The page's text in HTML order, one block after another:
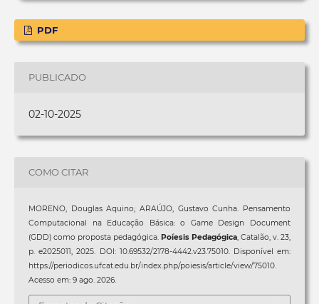
PDF
PUBLICADO
02-10-2025
COMO CITAR
MORENO, Douglas Aquino; ARAÚJO, Gustavo Cunha. Pensamento
Computacional na Educação Básica: o Game Design Document
(GDD) como proposta pedagógica. Poíesis Pedagógica, Catalão, v. 23,
p. e2025011, 2025. DOI: 10.69532/2178-4442.v23.75010. Disponível em:
https://periodicos.ufcat.edu.br/index.php/poiesis/article/view/75010.
Acesso em: 9 ago. 2026.